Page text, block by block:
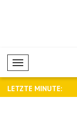
Mobil Menü
LETZTE MINUTE:
Angriff auf Tanker in d..